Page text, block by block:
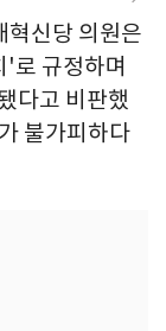
혁신당 의원은
로 규정하며
다고 비판했
불가피하다